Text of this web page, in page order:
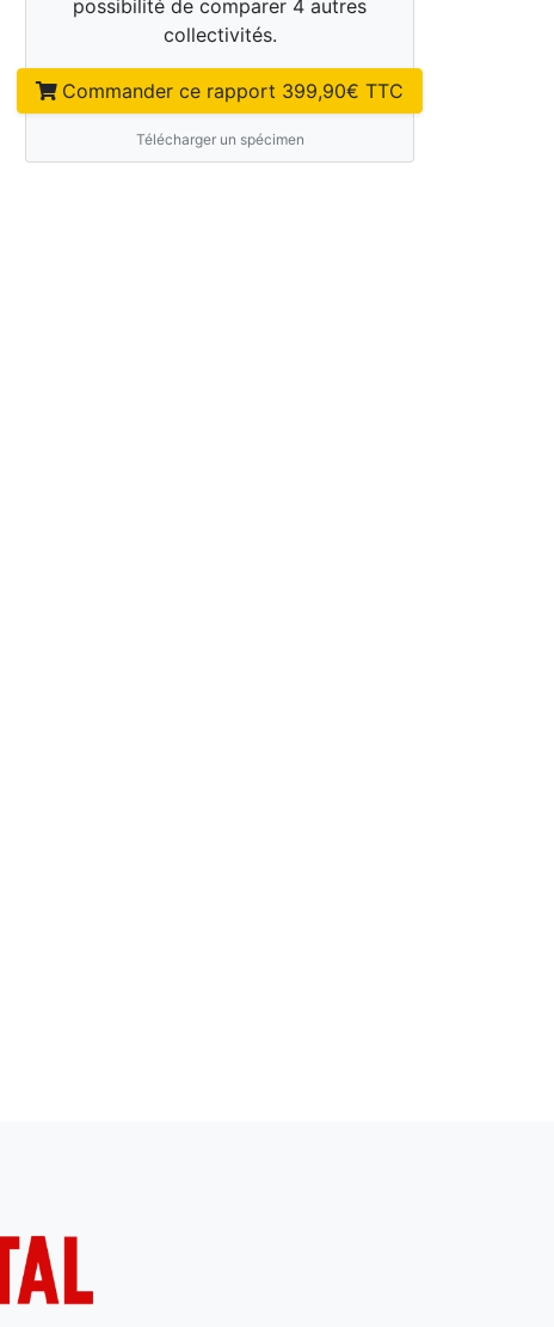
possibilité de comparer 4 autres
collectivités.
Commander ce rapport 399,90€ TTC
Télécharger un spécimen